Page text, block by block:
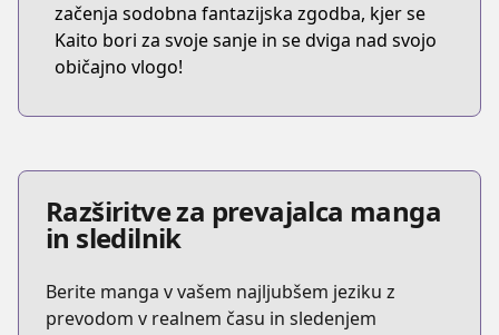
začenja sodobna fantazijska zgodba, kjer se
Kaito bori za svoje sanje in se dviga nad svojo
običajno vlogo!
Razširitve za prevajalca manga
in sledilnik
Berite manga v vašem najljubšem jeziku z
prevodom v realnem času in sledenjem